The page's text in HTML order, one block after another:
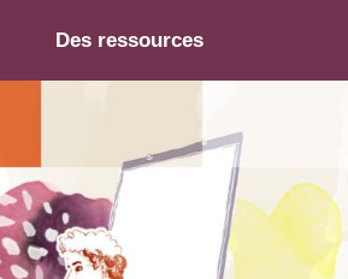
Des ressources